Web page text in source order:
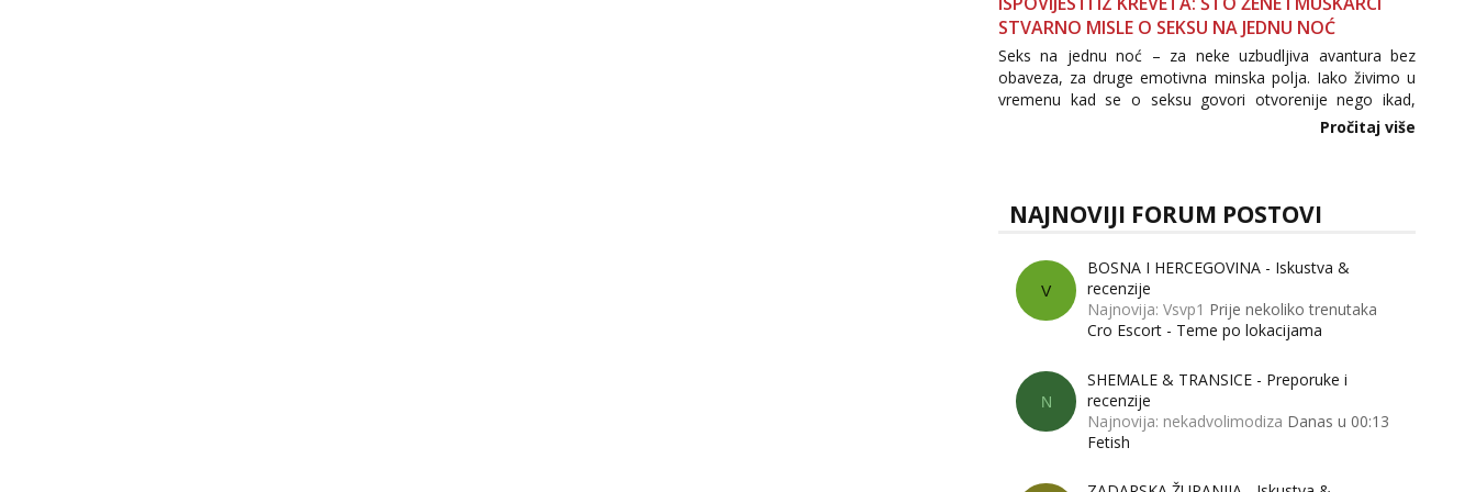
STVARNO MISLE O SEKSU NA JEDNU NOĆ
Seks na jednu noć – za neke uzbudljiva avantura bez
obaveza, za druge emotivna minska polja. Iako živimo u
vremenu kad se o seksu govori otvorenije nego ikad,
tema „jedne noći strasti“ i dalje izaziva burne rasprave. Što
Pročitaj više
NAJNOVIJI FORUM POSTOVI
V
BOSNA I HERCEGOVINA - Iskustva &
recenzije
Najnovija: Vsvp1 Prije nekoliko trenutaka
Cro Escort - Teme po lokacijama
N
SHEMALE & TRANSICE - Preporuke i
recenzije
Najnovija: nekadvolimodiza Danas u 00:13
Fetish